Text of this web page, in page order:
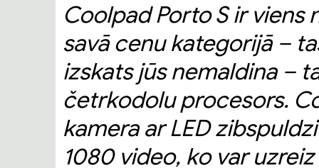
Coolpad Porto S ir
savā cenu kategorijā –
izskats jūs nemaldina –
četrkodolu procesors.
kamera ar LED
1080 video, ko var